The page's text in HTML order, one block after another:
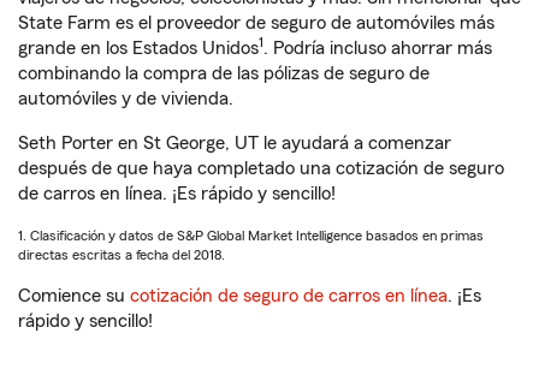
State Farm es el proveedor de seguro de automóviles más
grande en los Estados Unidos1. Podría incluso ahorrar más
combinando la compra de las pólizas de seguro de
automóviles y de vivienda.
Seth Porter en St George, UT le ayudará a comenzar
después de que haya completado una cotización de seguro
de carros en línea. ¡Es rápido y sencillo!
1. Clasificación y datos de S&P Global Market Intelligence basados en primas
directas escritas a fecha del 2018.
Comience su cotización de seguro de carros en línea. ¡Es
rápido y sencillo!